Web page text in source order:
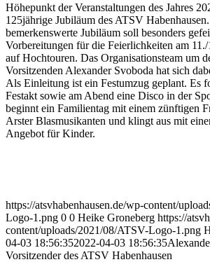
Höhepunkt der Veranstaltungen des Jahres
125jährige Jubiläum des ATSV
bemerkenswerte Jubiläum soll besonders
Vorbereitungen für die Feierlichkeiten am
auf Hochtouren. Das Organisationsteam um
Vorsitzenden Alexander Svoboda hat sich
Als Einleitung ist ein Festumzug geplant. Es
Festakt sowie am Abend eine Disco in der
beginnt ein Familientag mit einem zünftigen
Arster Blasmusikanten und klingt aus mit
Angebot für Kinder.
https://atsvhabenhausen.de/wp-content/
Logo-1.png 0 0 Heike Groneberg https://
content/uploads/2021/08/ATSV-Logo-1.png
04-03 18:56:352022-04-03 18:56:35
Vorsitzender des ATSV Habenhausen